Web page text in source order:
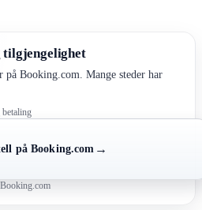
tilgjengelighet
på Booking.com. Mange steder har
på Booking.com →
Booking.com